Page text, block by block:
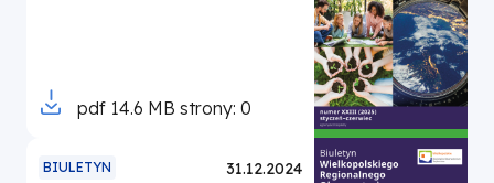
Otworzy
w
pdf 14.6 MB strony: 0
BIULETYN 31.12.2024